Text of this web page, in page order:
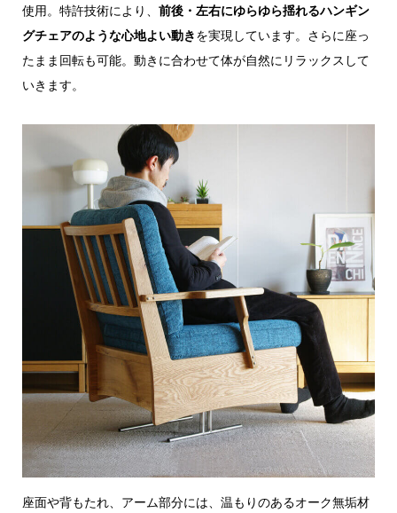
使用。特許技術により、 前後・左右にゆらゆら揺れるハンギン
グチェアのような心地よい動きを実現しています。さらに座っ
たまま回転も可能。動きに合わせて体が自然にリラックスして
いきます。
座面や背もたれ、アーム部分には、温もりのあるオーク無垢材